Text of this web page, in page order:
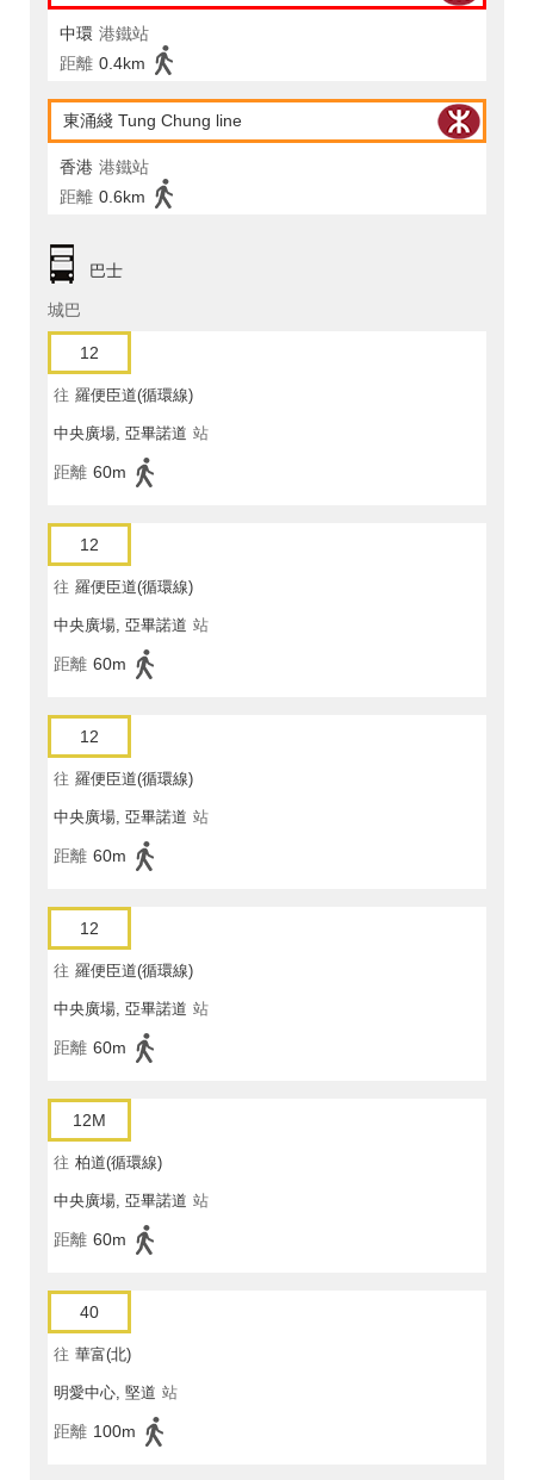
中環 港鐵站
距離 0.4km
東涌綫 Tung Chung line
香港 港鐵站
距離 0.6km
巴士
城巴
12
往 羅便臣道(循環線)
中央廣場, 亞畢諾道 站
距離 60m
12
往 羅便臣道(循環線)
中央廣場, 亞畢諾道 站
距離 60m
12
往 羅便臣道(循環線)
中央廣場, 亞畢諾道 站
距離 60m
12
往 羅便臣道(循環線)
中央廣場, 亞畢諾道 站
距離 60m
12M
往 柏道(循環線)
中央廣場, 亞畢諾道 站
距離 60m
40
往 華富(北)
明愛中心, 堅道 站
距離 100m